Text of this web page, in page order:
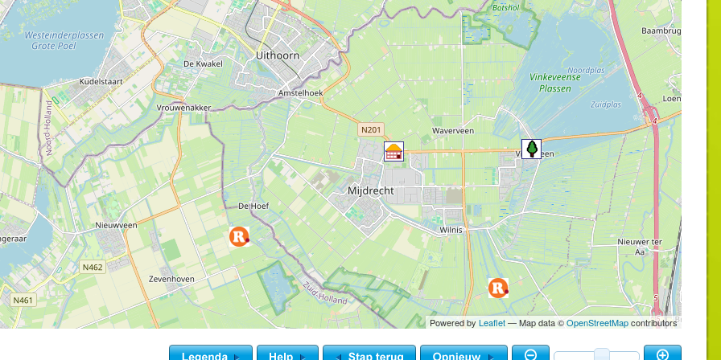
Powered by Leaflet— Map data ©OpenStreetMapcontributors